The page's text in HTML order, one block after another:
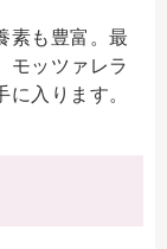
素も豊富。最
モッツァレラ
入ります。